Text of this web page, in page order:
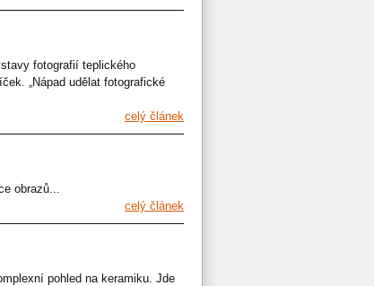
fotografií teplického
„Nápad udělat fotografické
celý článek
celý článek
pohled na keramiku. Jde